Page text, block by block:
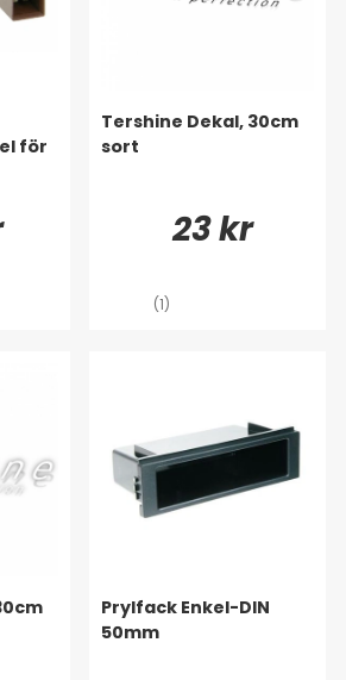
för
Tershine Dekal, 30cm
sort
23 kr
(1)
Prylfack Enkel-DIN
50mm